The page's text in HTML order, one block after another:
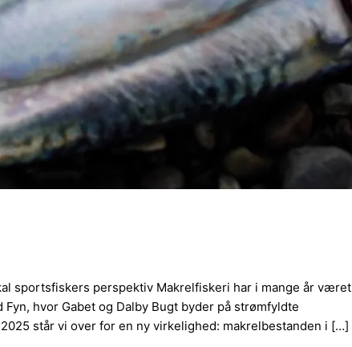
sportsfiskers perspektiv Makrelfiskeri har i mange år været
hvor Gabet og Dalby Bugt byder på strømfyldte
står vi over for en ny virkelighed: makrelbestanden i […]